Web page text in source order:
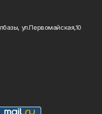
ул.Первомайская,10